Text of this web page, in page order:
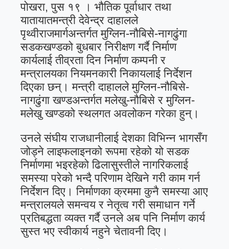
पोखरा, पुस १९ । भौतिक पूर्वाधार तथा
यातायातमन्त्री देवेन्द्र दाहालले
पृथ्वीराजमार्गअन्तर्गत मुग्लिन-नौबिसे-नागढुंगा
सडकखण्डको बुधबार निरीक्षण गर्दै निर्माण
कार्यलाई तीव्रता दिन निर्माण कम्पनी र
मन्त्रालयका नियमनकारी निकायलाई निर्देशन
दिएका छन्। मन्त्री दाहालले मुग्लिन-नौबिसे-
नागढुंगा खण्डअन्तर्गत मलेखु-नौबिसे र मुग्लिन-
मलेखु खण्डको स्थलगत अवलोकन गरेका हुन्।
उनले संघीय राजधानीलाई देशका विभिन्न भागसँग
जोड्ने लाइफलाइनको रूपमा रहेको यो सडक
निर्माणमा भइरहेको ढिलासुस्तीले नागरिकलाई
समस्या परेको भन्दै परिणाम देखिने गरी काम गर्न
निर्देशन दिए। निर्माणका क्रममा कुनै समस्या आए
मन्त्रालयले समन्वय र नेतृत्व गरी समाधान गर्ने
प्रतिबद्धता व्यक्त गर्दै उनले अब पनि निर्माण कार्य
सुस्त भए स्वीकार्य नहुने चेतावनी दिए।